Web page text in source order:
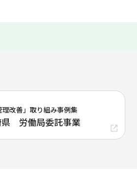
理改善」取り組み事例集
県 労働局委託事業